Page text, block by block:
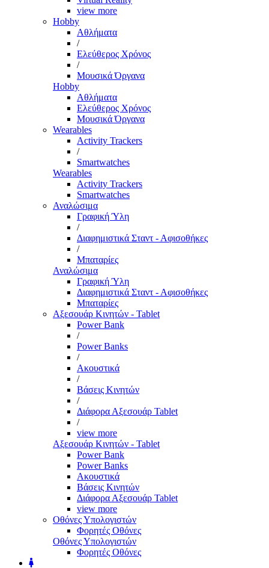
view more
Hobby
Αθλήματα
/
Ελεύθερος Χρόνος
/
Μουσικά Όργανα
Hobby
Αθλήματα
Ελεύθερος Χρόνος
Μουσικά Όργανα
Wearables
Activity Trackers
/
Smartwatches
Wearables
Activity Trackers
Smartwatches
Αναλώσιμα
Γραφική Ύλη
/
Διαφημιστικά Σταντ - Αφισοθήκες
/
Μπαταρίες
Αναλώσιμα
Γραφική Ύλη
Διαφημιστικά Σταντ - Αφισοθήκες
Μπαταρίες
Αξεσουάρ Κινητών - Tablet
Power Bank
/
Power Banks
/
Ακουστικά
/
Βάσεις Κινητών
/
Διάφορα Αξεσουάρ Tablet
/
view more
Αξεσουάρ Κινητών - Tablet
Power Bank
Power Banks
Ακουστικά
Βάσεις Κινητών
Διάφορα Αξεσουάρ Tablet
view more
Οθόνες Υπολογιστών
Φορητές Οθόνες
Οθόνες Υπολογιστών
Φορητές Οθόνες